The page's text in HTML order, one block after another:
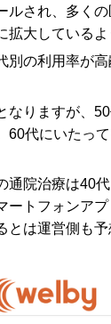
ルされ、多く
拡大しているよ
別の利用率が
なりますが、
60代にいたっ
通院治療は40
ートフォンア
とは運営側も